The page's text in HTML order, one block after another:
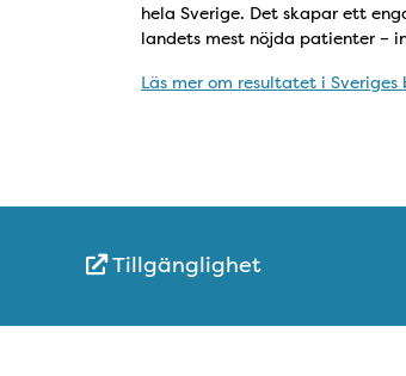
hela Sverige. Det skapar ett
landets mest nöjda patienter –
Läs mer om resultatet i
Snabblänkar
Tillgänglighet